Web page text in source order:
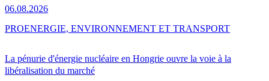
06.08.2026
La pénurie d'énergie nucléaire en Hongrie ouvre la voie à la
libéralisation du marché
PROENERGIE, ENVIRONNEMENT ET TRANSPORT